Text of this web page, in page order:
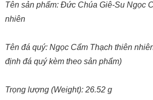
Tên sản phẩm: Đức Chúa Giê-Su Ngọc
nhiên
Tên đá quý: Ngọc Cẩm Thạch thiên
định đá quý kèm theo sản phẩm)
Trọng lượng (Weight): 26.52 g